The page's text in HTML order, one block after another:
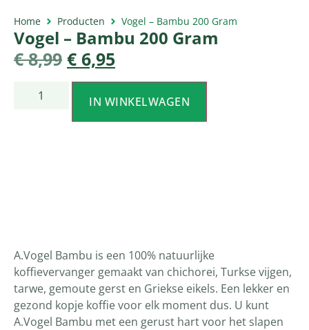
Home Producten Vogel – Bambu 200 Gram
Vogel – Bambu 200 Gram
€8,99 € 6,95
IN WINKELWAGEN
A.Vogel Bambu is een 100% natuurlijke
koffievervanger gemaakt van chichorei, Turkse vijgen,
tarwe, gemoute gerst en Griekse eikels. Een lekker en
gezond kopje koffie voor elk moment dus. U kunt
A.Vogel Bambu met een gerust hart voor het slapen